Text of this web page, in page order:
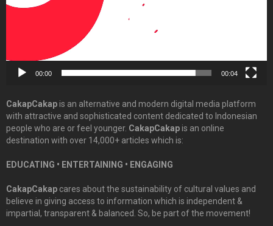
00:00 00:04
CakapCakapis an alternative and modern digital media platform
with attractive and sophisticated content dedicated to Indonesian
people who are or feel younger. CakapCakapis an online
destination with over 14,000+ articles which is:
EDUCATING • ENTERTAINING • ENGAGING
CakapCakap cares about the sustainability of cultural values and
believe in giving access to information which is independent &
impartial, transparent & balanced. So, be part of the movement!